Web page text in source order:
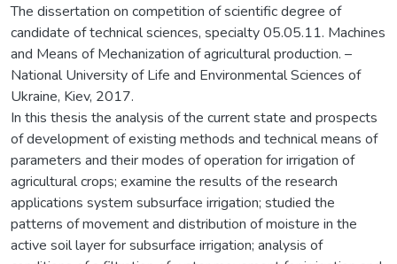
The dissertation on competition of scientific degree of
candidate of technical sciences, specialty 05.05.11. Machines
and Means of Mechanization of agricultural production. –
National University of Life and Environmental Sciences of
Ukraine, Kiev, 2017.
In this thesis the analysis of the current state and prospects
of development of existing methods and technical means of
parameters and their modes of operation for irrigation of
agricultural crops; examine the results of the research
applications system subsurface irrigation; studied the
patterns of movement and distribution of moisture in the
active soil layer for subsurface irrigation; analysis of